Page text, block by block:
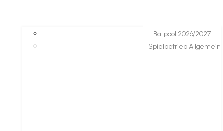
Ballpool 2026/2027
Spielbetrieb Allgemein